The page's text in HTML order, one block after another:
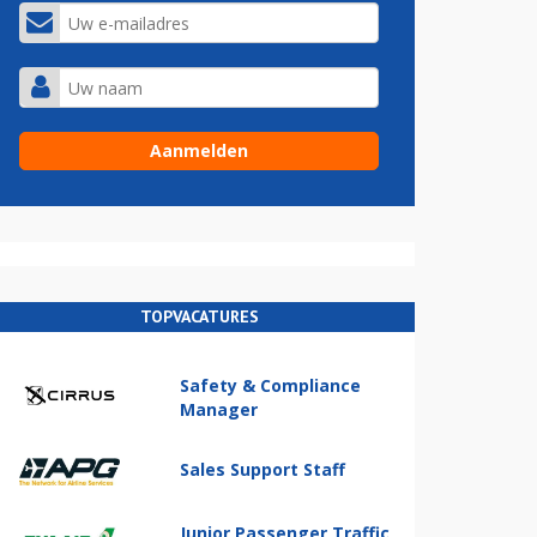
TOPVACATURES
Safety & Compliance
Manager
Sales Support Staff